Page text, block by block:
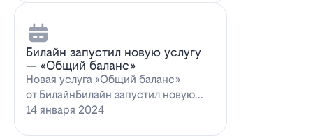
Билайн запустил новую услугу
— «Общий баланс»
Новая услуга «Общий баланс»
от БилайнБилайн запустил новую
услугу – "Общий баланс"…
14 января 2024